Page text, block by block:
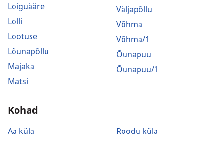
Loiguääre
Lolli
Lootuse
Lõunapõllu
Majaka
Matsi
Väljapõllu
Võhma
Võhma/1
Õunapuu
Õunapuu/1
Kohad
Aa küla Roodu küla